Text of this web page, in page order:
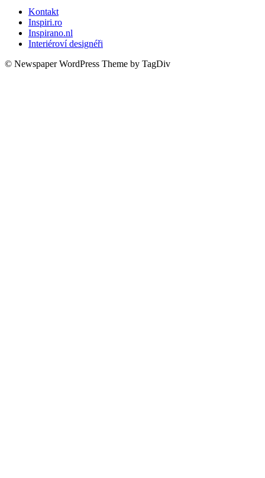
Kontakt
Inspiri.ro
Inspirano.nl
Interiéroví designéři
© Newspaper WordPress Theme by TagDiv